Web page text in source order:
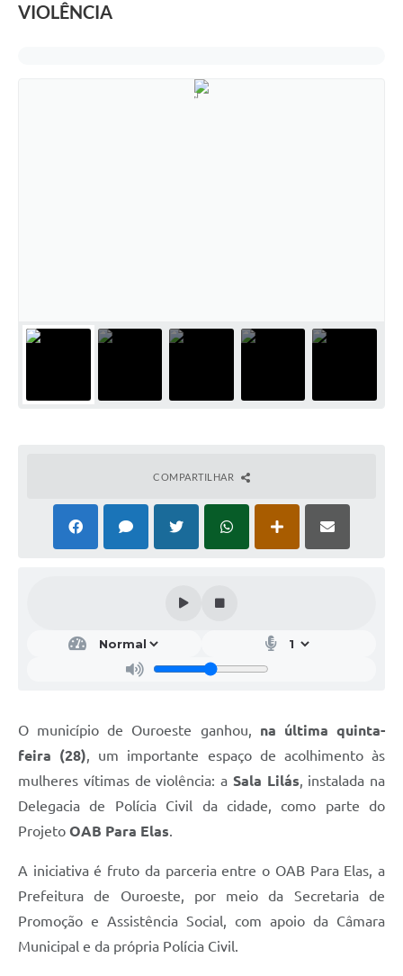
VIOLÊNCIA
COMPARTILHAR
O município de Ouroeste ganhou, na última quinta-
feira (28) , um importante espaço de acolhimento às
mulheres vítimas de violência: a Sala Lilás , instalada na
Delegacia de Polícia Civil da cidade, como parte do
Projeto OAB Para Elas
A iniciativa é fruto da parceria entre o OAB Para Elas, a
Prefeitura de Ouroeste, por meio da Secretaria de
Promoção e Assistência Social, com apoio da Câmara
Municipal e da própria Polícia Civil.